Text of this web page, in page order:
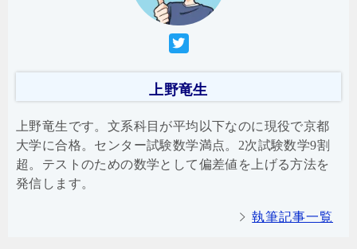
上野竜生
上野竜生です。文系科目が平均以下なのに現役で京都
大学に合格。センター試験数学満点。2次試験数学9割
超。テストのための数学として偏差値を上げる方法を
発信します。
執筆記事一覧